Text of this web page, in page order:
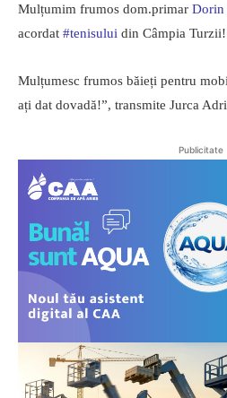
Mulțumim frumos dom.primar Dorin
acordat #tenisului din Câmpia Turzii!
Mulțumesc frumos băieți pentru
ați dat dovadă!”, transmite Jurca
Publicitate